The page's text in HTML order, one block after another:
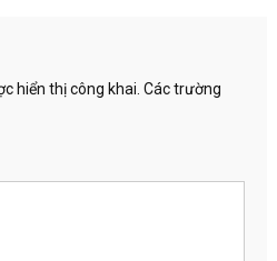
hiển thị công khai. Các trường